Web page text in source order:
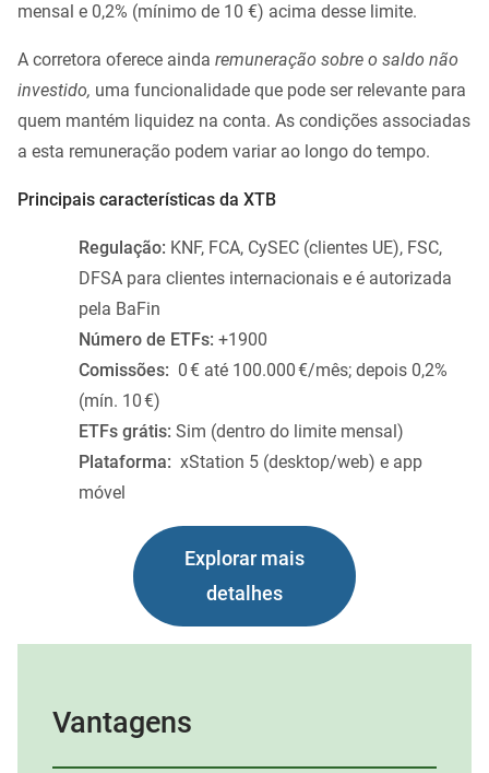
mensal e 0,2% (mínimo de 10 €) acima desse limite.
A corretora oferece ainda remuneração sobre o saldo não
investido, uma funcionalidade que pode ser relevante para
quem mantém liquidez na conta. As condições associadas
a esta remuneração podem variar ao longo do tempo.
Principais características da XTB
Regulação: KNF, FCA, CySEC (clientes UE), FSC,
DFSA para clientes internacionais e é autorizada
pela BaFin
Número de ETFs: +1900
Comissões: 0 € até 100.000 €/mês; depois 0,2%
(mín. 10 €)
ETFs grátis: Sim (dentro do limite mensal)
Plataforma: xStation 5 (desktop/web) e app
móvel
Explorar mais
detalhes
Vantagens